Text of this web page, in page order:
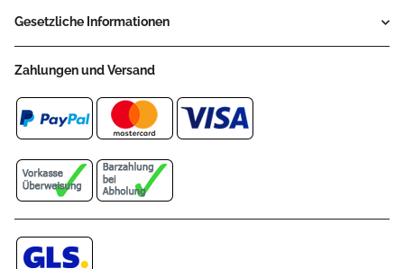
Gesetzliche Informationen
Zahlungen und Versand